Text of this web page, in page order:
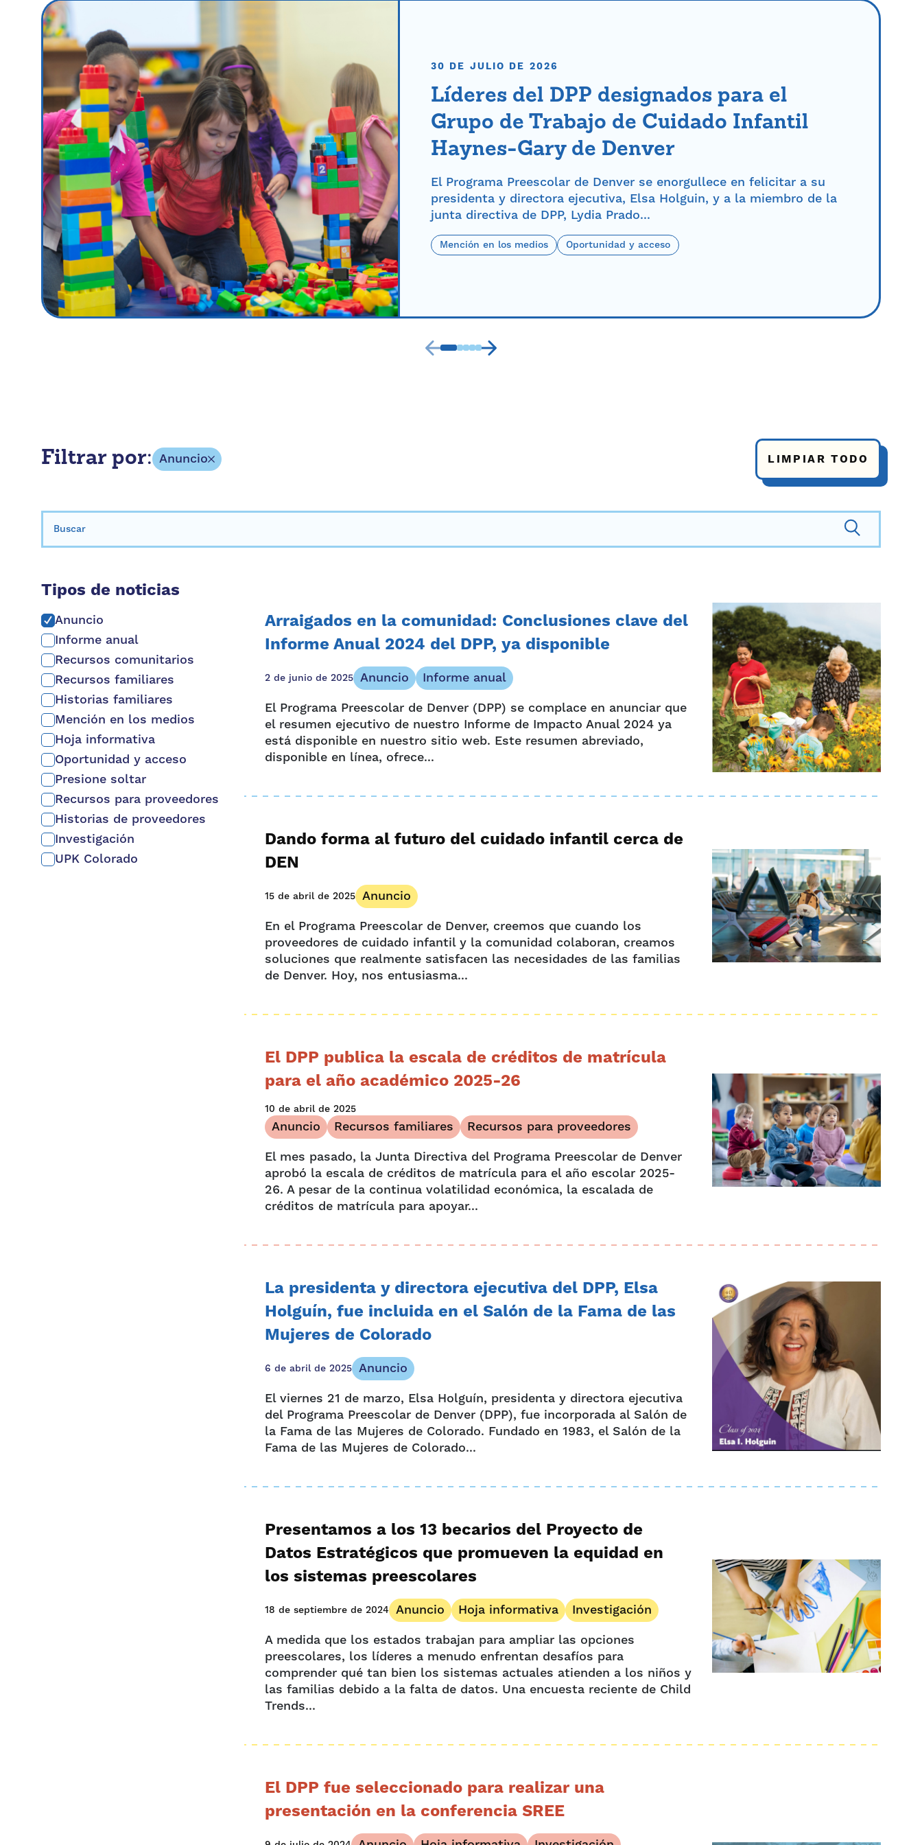
30 DE JULIO DE 2026
Líderes del DPP designados para el
Grupo de Trabajo de Cuidado Infantil
Haynes-Gary de Denver
El Programa Preescolar de Denver se enorgullece en felicitar a su
presidenta y directora ejecutiva, Elsa Holguin, y a la miembro de la
junta directiva de DPP, Lydia Prado...
Mención en los medios Oportunidad y acceso
Filtrar por: Anuncio LIMPIAR TODO
Buscar:
Tipos de noticias
Anuncio
Informe anual
Recursos comunitarios
Recursos familiares
Historias familiares
Mención en los medios
Hoja informativa
Oportunidad y acceso
Presione soltar
Recursos para proveedores
Historias de proveedores
Investigación
UPK Colorado
Arraigados en la comunidad: Conclusiones clave del
Informe Anual 2024 del DPP, ya disponible
2 de junio de 2025 Anuncio
Informe anual
El Programa Preescolar de Denver (DPP) se complace en anunciar que
el resumen ejecutivo de nuestro Informe de Impacto Anual 2024 ya
está disponible en nuestro sitio web. Este resumen abreviado,
disponible en línea, ofrece...
Dando forma al futuro del cuidado infantil cerca de
DEN
15 de abril de 2025 Anuncio
En el Programa Preescolar de Denver, creemos que cuando los
proveedores de cuidado infantil y la comunidad colaboran, creamos
soluciones que realmente satisfacen las necesidades de las familias
de Denver. Hoy, nos entusiasma...
El DPP publica la escala de créditos de matrícula
para el año académico 2025-26
10 de abril de 2025
Anuncio Recursos familiares
Recursos para proveedores
El mes pasado, la Junta Directiva del Programa Preescolar de Denver
aprobó la escala de créditos de matrícula para el año escolar 2025-
26. A pesar de la continua volatilidad económica, la escalada de
créditos de matrícula para apoyar...
La presidenta y directora ejecutiva del DPP, Elsa
Holguín, fue incluida en el Salón de la Fama de las
Mujeres de Colorado
6 de abril de 2025 Anuncio
El viernes 21 de marzo, Elsa Holguín, presidenta y directora ejecutiva
del Programa Preescolar de Denver (DPP), fue incorporada al Salón de
la Fama de las Mujeres de Colorado. Fundado en 1983, el Salón de la
Fama de las Mujeres de Colorado...
Presentamos a los 13 becarios del Proyecto de
Datos Estratégicos que promueven la equidad en
los sistemas preescolares
18 de septiembre de 2024 Anuncio Hoja informativa
Investigación
A medida que los estados trabajan para ampliar las opciones
preescolares, los líderes a menudo enfrentan desafíos para
comprender qué tan bien los sistemas actuales atienden a los niños y
las familias debido a la falta de datos. Una encuesta reciente de Child
Trends...
El DPP fue seleccionado para realizar una
presentación en la conferencia SREE